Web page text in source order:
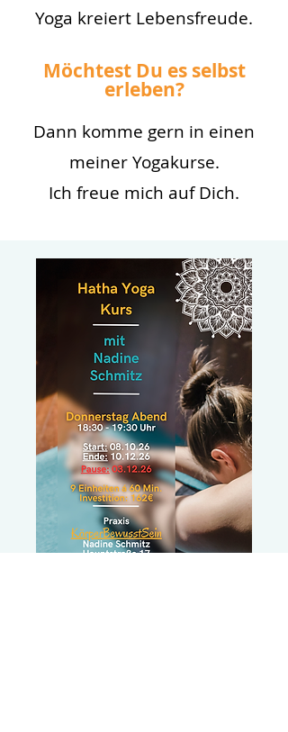
Yoga kreiert Lebensfreude.
Möchtest Du es selbst
erleben?
Dann komme gern in einen
meiner Yogakurse.
Ich freue mich auf Dich.